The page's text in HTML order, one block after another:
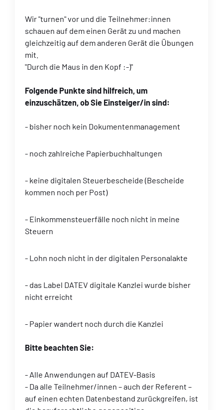
Wir "turnen" vor und die Teilnehmer:innen
schauen auf dem einen Gerät zu und machen
gleichzeitig auf dem anderen Gerät die Übungen
mit.
"Durch die Maus in den Kopf :-)"
Folgende Punkte sind hilfreich, um
einzuschätzen, ob Sie Einsteiger/in sind:
- bisher noch kein Dokumentenmanagement
- noch zahlreiche Papierbuchhaltungen
- keine digitalen Steuerbescheide (Bescheide
kommen noch per Post)
- Einkommensteuerfälle noch nicht in meine
Steuern
- Lohn noch nicht in der digitalen Personalakte
- das Label DATEV digitale Kanzlei wurde bisher
nicht erreicht
- Papier wandert noch durch die Kanzlei
Bitte beachten Sie:
- Alle Anwendungen auf DATEV-Basis
- Da alle Teilnehmer/innen – auch der Referent –
auf einen echten Datenbestand zurückgreifen, ist